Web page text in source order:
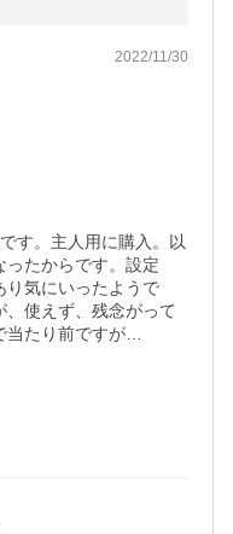
着信通知
2022/11/30
す。主人用に購入。以
ったからです。設定
り気にいったようで
使えず、残念がって
当たり前ですが…